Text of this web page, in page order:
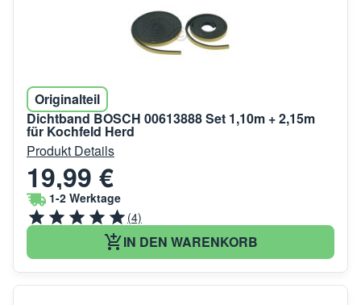
Originalteil
Dichtband BOSCH 00613888 Set 1,10m + 2,15m
für Kochfeld Herd
Produkt Details
19,99 €
1-2 Werktage
(4)
IN DEN WARENKORB